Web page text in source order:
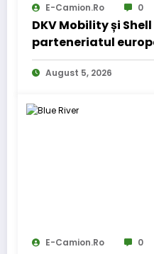
E-Camion.ro 0
DKV Mobility și
parteneriatul
August 5, 2026
E-Camion.ro 0